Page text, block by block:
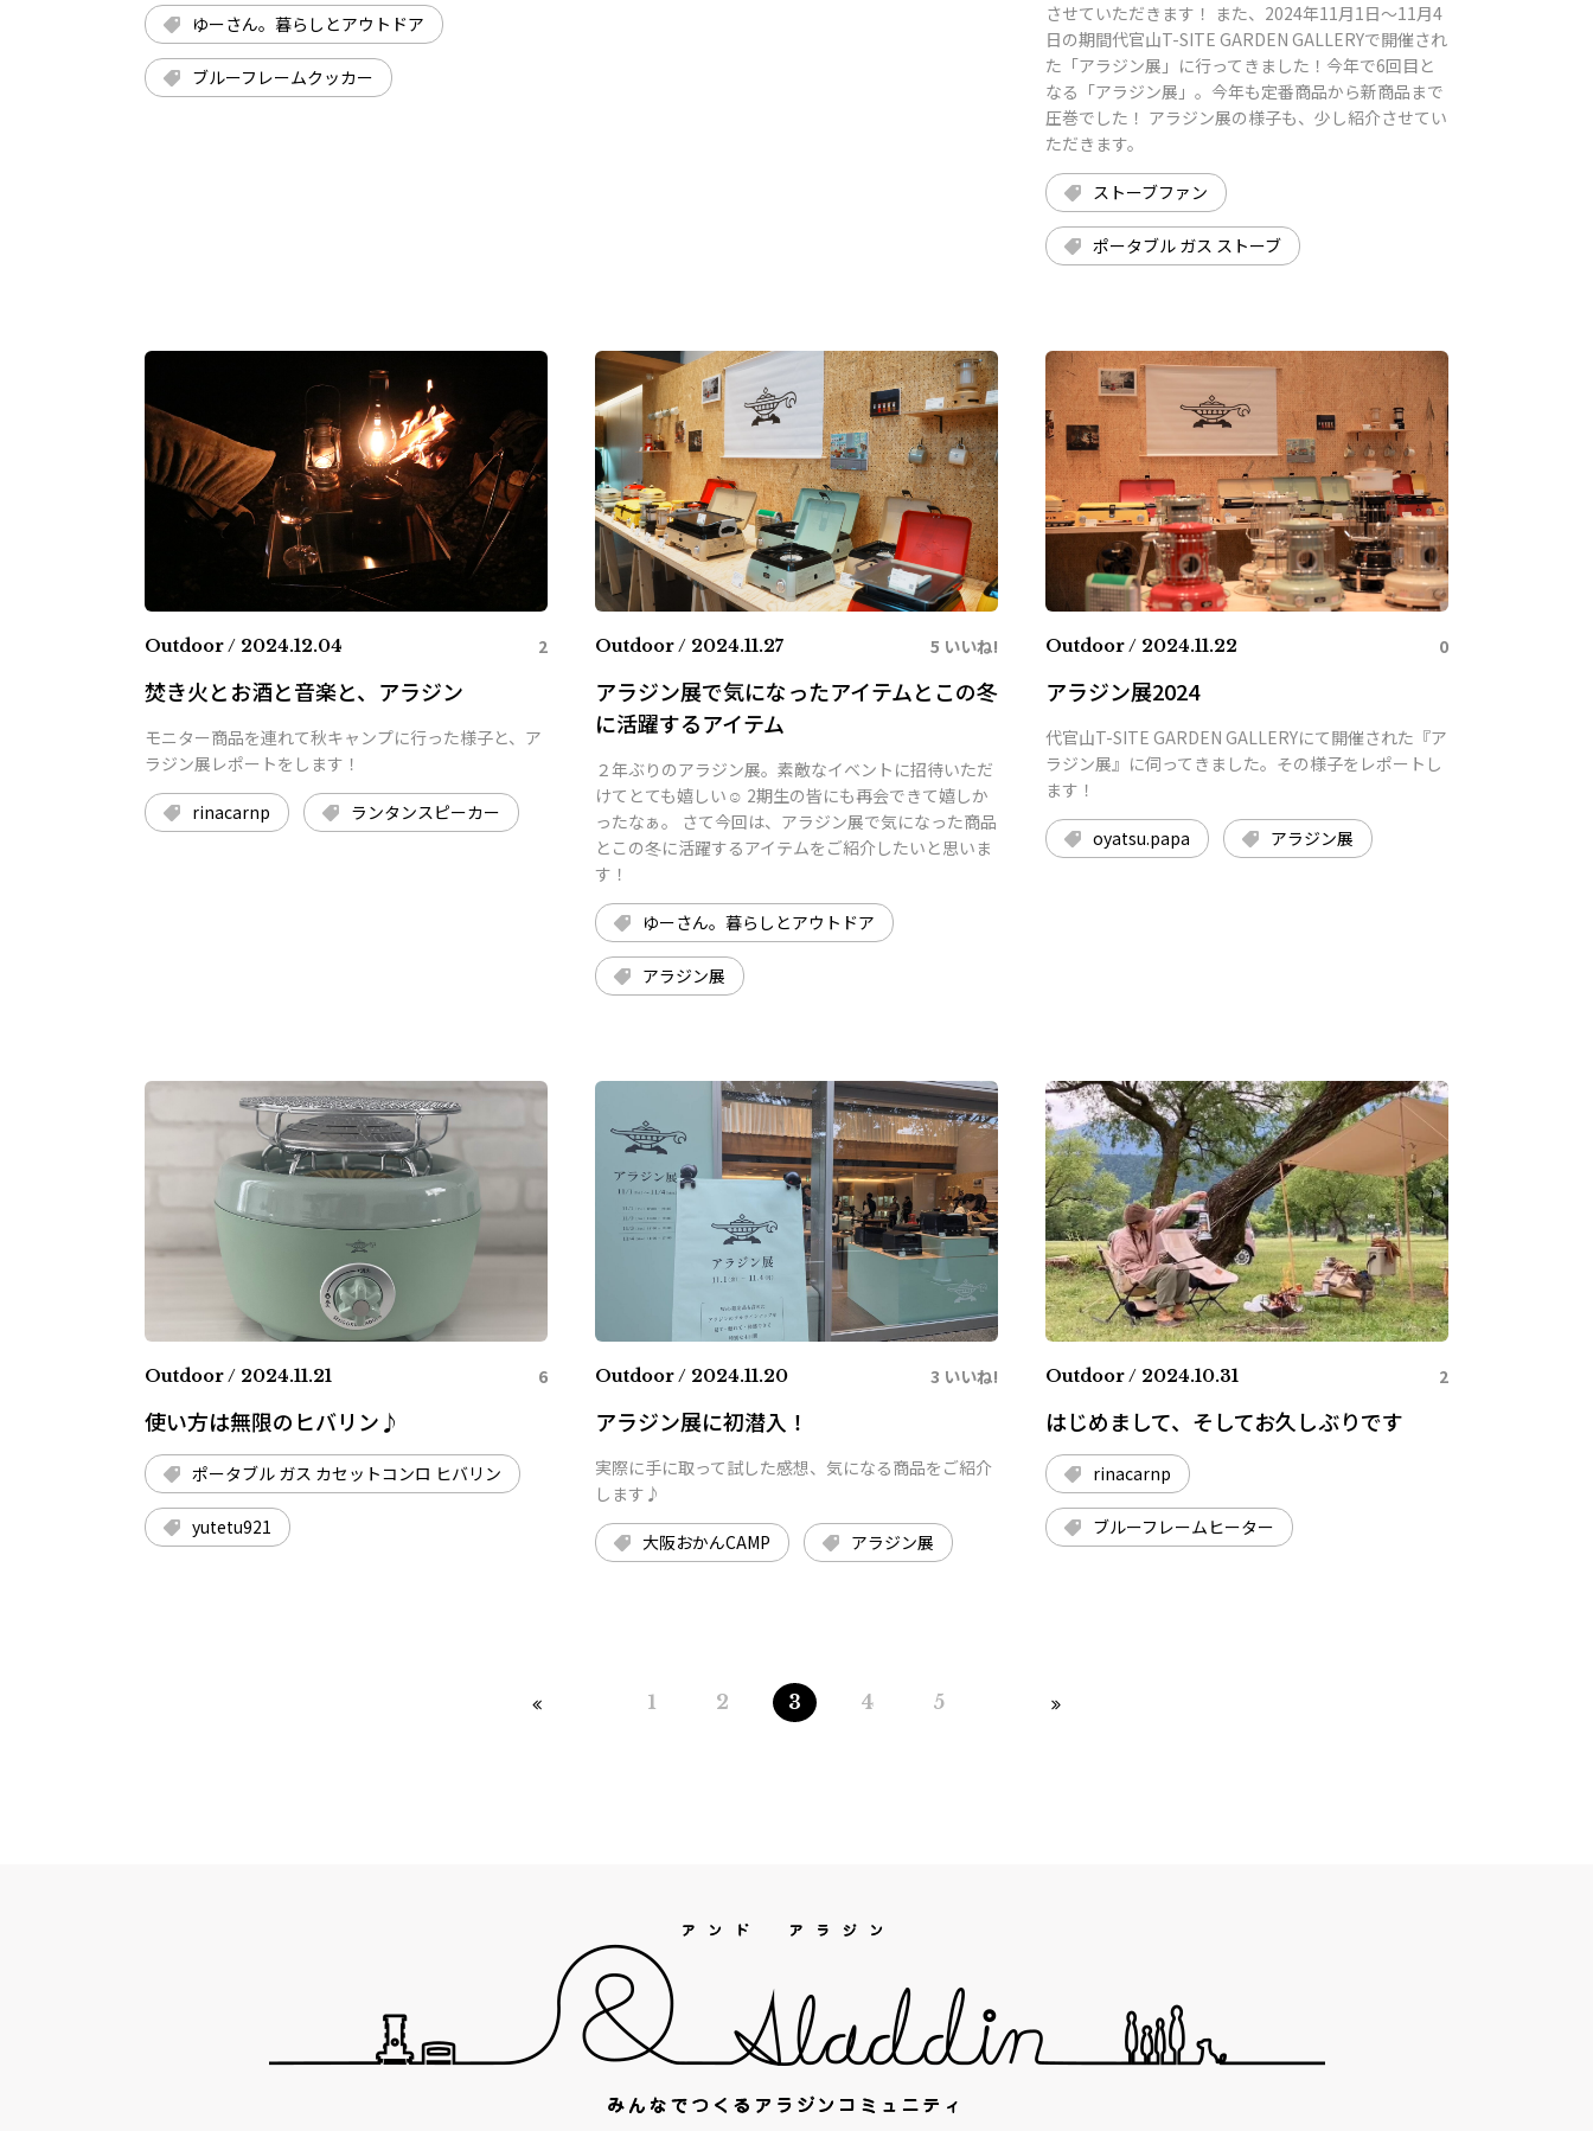
ゆーさん。暮らしとアウトドア
ブルーフレームクッカー
させていただきます！ また、2024年11月1日〜11月4
日の期間代官山T-SITE GARDEN GALLERYで開催され
た「アラジン展」に行ってきました！今年で6回目と
なる「アラジン展」。今年も定番商品から新商品まで
圧巻でした！ アラジン展の様子も、少し紹介させてい
ただきます。
ストーブファン
ポータブル ガス ストーブ
Outdoor / 2024.12.04 2
焚き火とお酒と音楽と、アラジン
モニター商品を連れて秋キャンプに行った様子と、ア
ラジン展レポートをします！
rinacarnp ランタンスピーカー
Outdoor / 2024.11.27 5 いいね!
アラジン展で気になったアイテムとこの冬
に活躍するアイテム
２年ぶりのアラジン展。素敵なイベントに招待いただ
けてとても嬉しい☺ 2期生の皆にも再会できて嬉しか
ったなぁ。 さて今回は、アラジン展で気になった商品
とこの冬に活躍するアイテムをご紹介したいと思いま
す！
ゆーさん。暮らしとアウトドア
アラジン展
Outdoor / 2024.11.22 0
アラジン展2024
代官山T-SITE GARDEN GALLERYにて開催された『ア
ラジン展』に伺ってきました。その様子をレポートし
ます！
oyatsu.papa アラジン展
Outdoor / 2024.11.21 6
使い方は無限のヒバリン♪
ポータブル ガス カセットコンロ ヒバリン
yutetu921
Outdoor / 2024.11.20 3 いいね!
アラジン展に初潜入！
実際に手に取って試した感想、気になる商品をご紹介
します♪
大阪おかんCAMP アラジン展
Outdoor / 2024.10.31 2
はじめまして、そしてお久しぶりです
rinacarnp
ブルーフレームヒーター
1 2 3 4 5